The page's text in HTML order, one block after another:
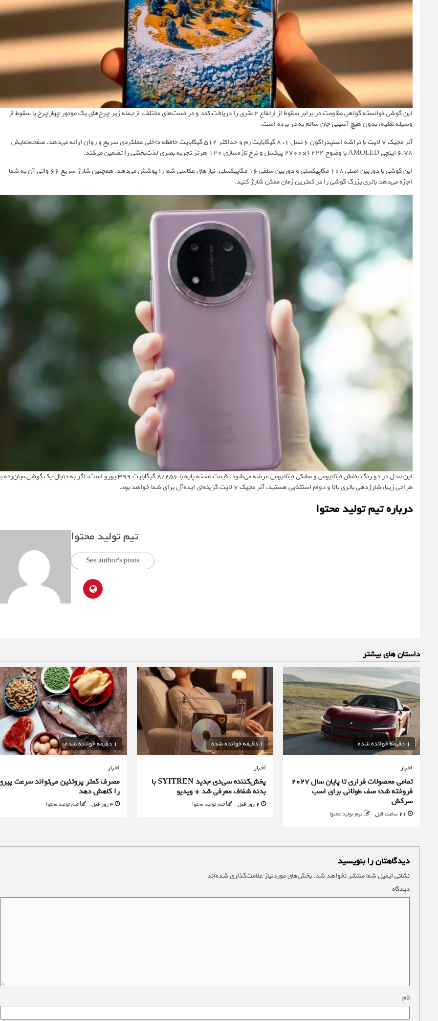
این گوشی توانسته گواهی مقاومت در برابر سقوط از ارتفاع 2 متری را دریافت کند و در تست‌های مختلف، ازجمله زیر چرخ‌های یک موتور چهارچرخ یا سقوط از
وسیله نقلیه، بدون هیچ آسیبی جان سالم به در برده است.
آنر مجیک 7 لایت با تراشه اسنپدراگون 6 نسل 1، 8 گیگابایت رم و حداکثر 512 گیگابایت حافظه داخلی عملکردی سریع و روان ارائه می‌دهد. صفحه‌نمایش
6.78 اینچی AMOLED با وضوح 1224×2700 پیکسل و نرخ تازه‌سازی 120 هرتز تجربه بصری لذت‌بخشی را تضمین می‌کند.
این گوشی با دوربین اصلی 108 مگاپیکسلی و دوربین سلفی 16 مگاپیکسلی، نیازهای عکاسی شما را پوشش می‌دهد. همچنین شارژ سریع 66 واتی آن به شما
اجازه می‌دهد باتری بزرگ گوشی را در کمترین زمان ممکن شارژ کنید.
این مدل در دو رنگ بنفش تیتانیومی و مشکی تیتانیومی عرضه می‌شود. قیمت نسخه پایه با 8/256 گیگابایت 399 یورو است. اگر به دنبال یک گوشی
طراحی زیبا، شارژدهی باتری بالا و دوام استثنایی هستید، آنر مجیک 7 لایت گزینه‌ای ایده‌آل برای شما خواهد بود.
درباره تیم تولید محتوا
تیم تولید محتوا
See author's posts
داستان های بیشتر
1 دقیقه خوانده شده
اخبار
تمامی محصولات فراری تا پایان سال ۲۰۲۷
فروخته شد؛ صف طولانی برای اسب
سرکش
تیم تولید محتوا
1 دقیقه خوانده شده
اخبار
پخش‌کننده سی‌دی جدید SYITREN با
بدنه شفاف معرفی شد + ویدیو
2 روز قبل تیم تولید محتوا
1 دقیقه خوانده شده
اخبار
مصرف کمتر پروتئین می‌تواند سرعت
را کاهش دهد
3 روز قبل تیم تولید محتوا
دیدگاهتان را بنویسید
نشانی ایمیل شما منتشر نخواهد شد.بخش‌های موردنیاز علامت‌گذاری شده‌اند
دیدگاه
نام